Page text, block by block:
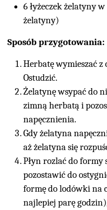
6 łyżeczek żelatyny
żelatyny)
Sposób przygotowania:
Herbatę wymieszać
Ostudzić.
Żelatynę wsypać do
zimną herbatą i
napęcznienia.
Gdy żelatyna
aż żelatyna się
Płyn rozlać do
pozostawić do
formę do lodówki na
najlepiej parę